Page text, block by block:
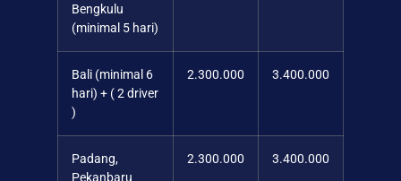
Bengkulu
(minimal 5 hari)
Bali (minimal 6
hari) + ( 2 driver
)
2.300.000 3.400.000
Padang,
Pekanbaru
2.300.000 3.400.000